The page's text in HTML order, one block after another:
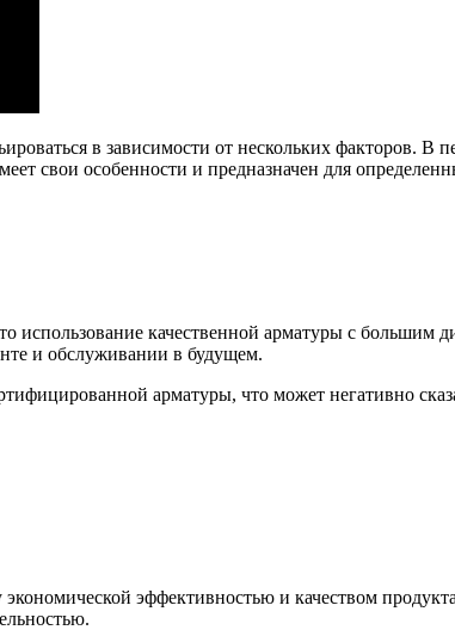
в зависимости от нескольких факторов.
свои особенности и предназначен для
качественной арматуры с большим
и обслуживании в будущем.
арматуры, что может негативно
эффективностью и качеством